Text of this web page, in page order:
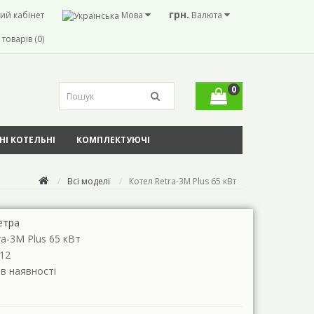
грн. Валюта
Мова
кабінет
(0)
0
КОТЕЛЬНІ КОМПЛЕКТУЮЧІ
Всі моделі Котел Retra-3М Plus 65 кВт
3М Plus 65 кВт
наявності